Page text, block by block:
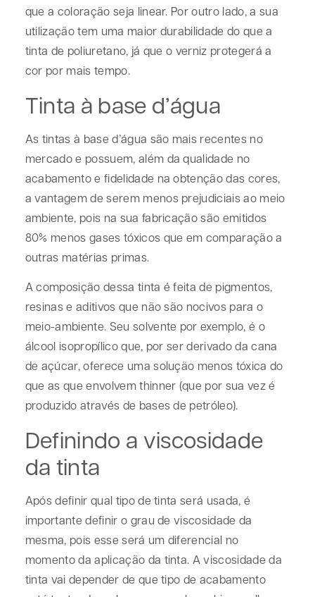
que a coloração seja linear. Por outro lado, a sua
utilização tem uma maior durabilidade do que a
tinta de poliuretano, já que o verniz protegerá a
cor por mais tempo.
Tinta à base d’água
As tintas à base d’água são mais recentes no
mercado e possuem, além da qualidade no
acabamento e fidelidade na obtenção das cores,
a vantagem de serem menos prejudiciais ao meio
ambiente, pois na sua fabricação são emitidos
80% menos gases tóxicos que em comparação a
outras matérias primas.
A composição dessa tinta é feita de pigmentos,
resinas e aditivos que não são nocivos para o
meio-ambiente. Seu solvente por exemplo, é o
álcool isopropílico que, por ser derivado da cana
de açúcar, oferece uma solução menos tóxica do
que as que envolvem thinner (que por sua vez é
produzido através de bases de petróleo).
Definindo a viscosidade
da tinta
Após definir qual tipo de tinta será usada, é
importante definir o grau de viscosidade da
mesma, pois esse será um diferencial no
momento da aplicação da tinta. A viscosidade da
tinta vai depender de que tipo de acabamento